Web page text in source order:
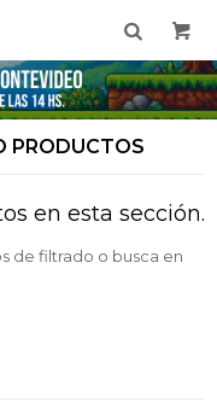
PRODUCTOS
en esta sección.
de filtrado o busca en